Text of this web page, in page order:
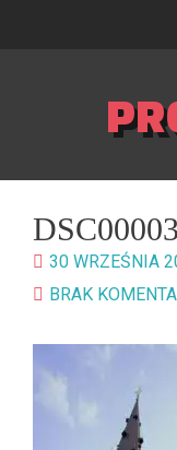
DSC00003
30 WRZEŚNIA
BRAK